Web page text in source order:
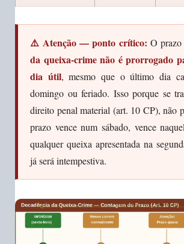
⚠️ Atenção — ponto crítico: O
da queixa-crime não é prorrogado
dia útil, mesmo que o último dia
domingo ou feriado. Isso porque se
direito penal material (art. 10 CP), não
prazo vence num sábado, vence
qualquer queixa apresentada na
já será intempestiva.